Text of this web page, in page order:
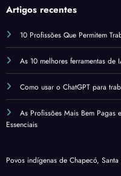
Artigos recentes
10 Profissões Que Permitem
As 10 melhores ferramentas de
Como usar o ChatGPT para
As Profissões Mais Bem
Essenciais
Povos indígenas de Chapecó, Santa